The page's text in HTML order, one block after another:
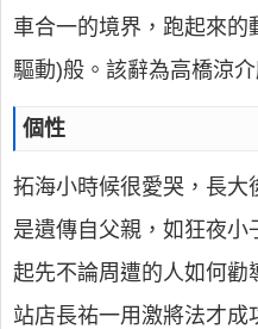
車合一的境界，跑起來
驅動)般。該辭為高橋涼
個性
拓海小時候很愛哭，長大
是遺傳自父親，如狂夜小
起先不論周遭的人如何勸
站店長祐一用激將法才